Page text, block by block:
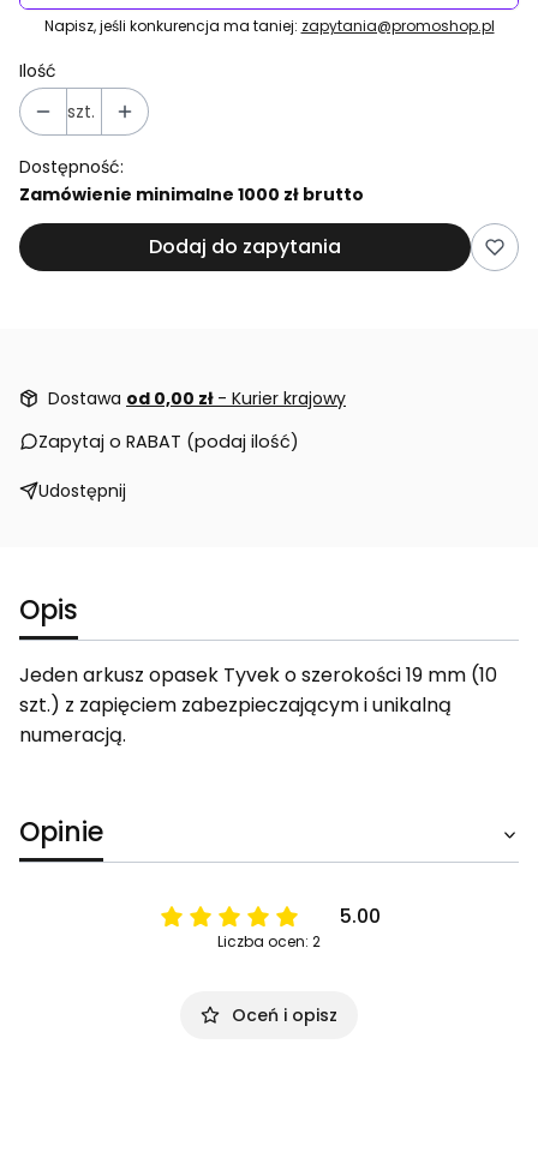
Napisz, jeśli konkurencja ma taniej: zapytania@promoshop.pl
Ilość
szt.
Dostępność:
Zamówienie minimalne 1000 zł brutto
Dodaj do zapytania
Dostawa od 0,00 zł - Kurier krajowy
Zapytaj o RABAT (podaj ilość)
Udostępnij
Opis
Jeden arkusz opasek Tyvek o szerokości 19 mm (10
szt.) z zapięciem zabezpieczającym i unikalną
numeracją.
Opinie
5.00
Liczba ocen: 2
Oceń i opisz